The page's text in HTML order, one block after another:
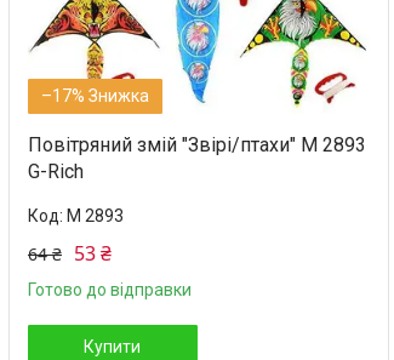
–17%
Повітряний змій "Звірі/птахи" M 2893
G-Rich
M 2893
64 ₴ 53 ₴
Готово до відправки
Купити